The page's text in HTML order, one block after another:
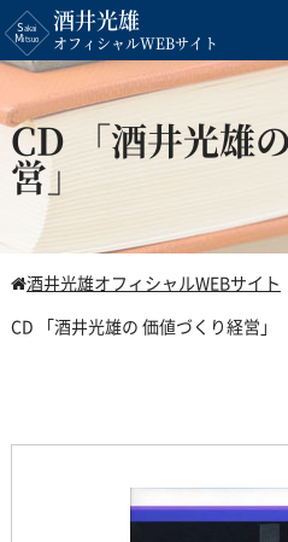
酒井光雄
オフィシャルWEBサイト
CD 「酒井光雄
営」
酒井光雄オフィシャルWEBサイト
CD 「酒井光雄の 価値づくり経営」